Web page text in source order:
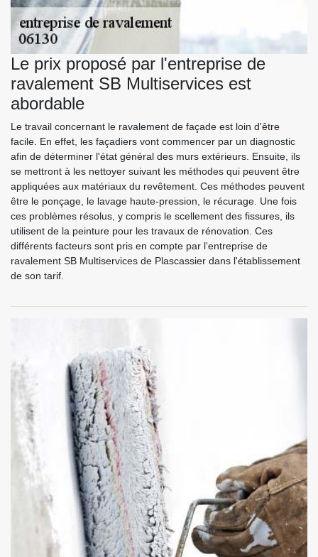
Le prix proposé par l'entreprise de
ravalement SB Multiservices est
abordable
Le travail concernant le ravalement de façade est loin d'être
facile. En effet, les façadiers vont commencer par un diagnostic
afin de déterminer l'état général des murs extérieurs. Ensuite, ils
se mettront à les nettoyer suivant les méthodes qui peuvent être
appliquées aux matériaux du revêtement. Ces méthodes peuvent
être le ponçage, le lavage haute-pression, le récurage. Une fois
ces problèmes résolus, y compris le scellement des fissures, ils
utilisent de la peinture pour les travaux de rénovation. Ces
différents facteurs sont pris en compte par l'entreprise de
ravalement SB Multiservices de Plascassier dans l'établissement
de son tarif.